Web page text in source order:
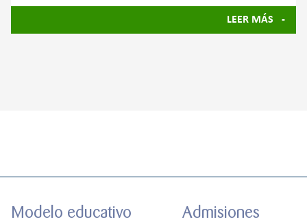
LEER MÁS
Modelo educativo Admisiones